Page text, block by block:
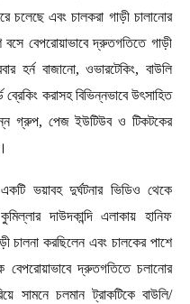
চলেছে এবং চালকরা গাড়ী চালানোর
বেপরোয়াভাবে দ্রুতগতিতে গাড়ী
হর্ন বাজানো, ওভারটেকিং, বাউলি
ব্রেকিং করাসহ বিভিন্নভাবে উৎসাহিত
গ্রুপ, পেজ ইউটিউব ও টিকটকের
ভয়াবহ দুর্ঘটনার ভিডিও থেকে
দাউদকান্দি এলাকায় হানিফ
চালনা করছিলেন এবং চালকের পাশে
দ্রুতগতিতে চলানোর
সামনে চলমান ট্রাকটিকে বাউলি/